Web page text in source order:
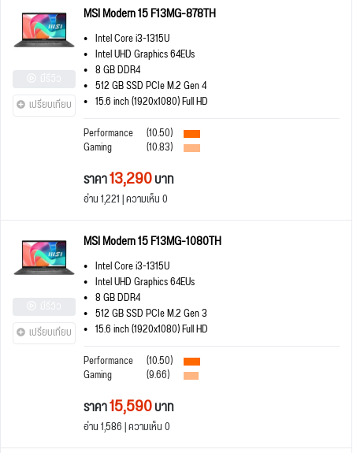
เปรียบเทียบ
MSI Modern 15 F13MG-878TH
Intel Core i3-1315U
Intel UHD Graphics 64EUs
8 GB DDR4
512 GB SSD PCIe M.2 Gen 4
15.6 inch (1920x1080) Full HD
Performance
(10.50)
Gaming (10.83)
ราคา13,290บาท
อ่าน 1,221 | ความเห็น 0
เปรียบเทียบ
MSI Modern 15 F13MG-1080TH
Intel Core i3-1315U
Intel UHD Graphics 64EUs
8 GB DDR4
512 GB SSD PCIe M.2 Gen 3
15.6 inch (1920x1080) Full HD
Performance
(10.50)
Gaming (9.66)
ราคา15,590บาท
อ่าน 1,586 | ความเห็น 0